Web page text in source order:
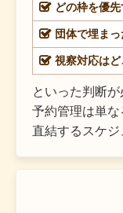
どの枠を優
団体で埋ま
視察対応は
といった判断が
予約管理は単
直結するスケジ